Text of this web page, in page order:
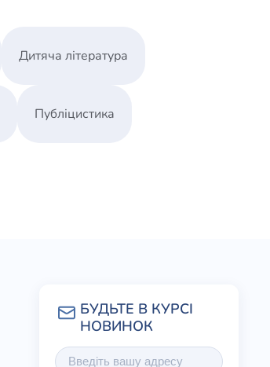
Дитяча література
Публіцистика